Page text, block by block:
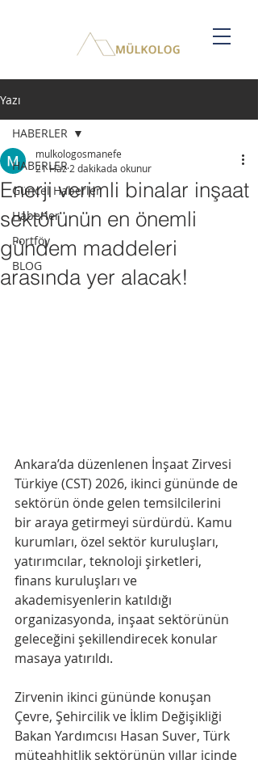
Yazı
HABERLER
Güncel Haberler
Haberler
Portföy
BLOG
HABERLER
Enerji verimli binalar inşaat
sektörünün en önemli
gündem maddeleri
arasında yer alacak!
mulkologosmanefe
21 Haz 2 dakikada okunur
Ankara’da düzenlenen İnşaat Zirvesi
Türkiye (CST) 2026, ikinci gününde de
sektörün önde gelen temsilcilerini
bir araya getirmeyi sürdürdü. Kamu
kurumları, özel sektör kuruluşları,
yatırımcılar, teknoloji şirketleri,
finans kuruluşları ve
akademisyenlerin katıldığı
organizasyonda, inşaat sektörünün
geleceğini şekillendirecek konular
masaya yatırıldı.
Zirvenin ikinci gününde konuşan
Çevre, Şehircilik ve İklim Değişikliği
Bakan Yardımcısı Hasan Suver, Türk
müteahhitlik sektörünün yıllar içinde